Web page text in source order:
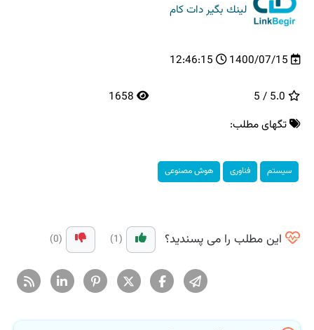
لینك بگیر دات كام
1400/07/15
12:46:15
تگهای مطلب:
سیستم فناوری هوش مصنوعی
این مطلب را می پسندید؟ (1)
(0)